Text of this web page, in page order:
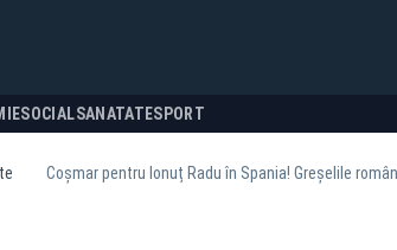
SOCIALSANATATESPORT
Coșmar pentru Ionuț Radu în Spania! Greșelile